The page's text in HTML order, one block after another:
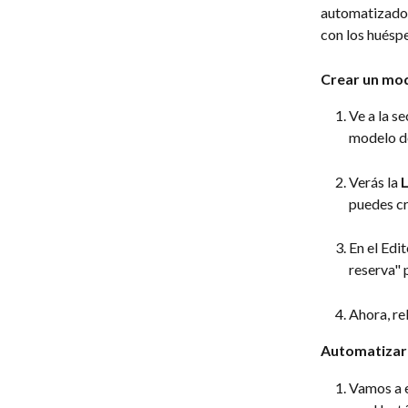
con los
Crear un
Ve a la
modelo
Verás la
puedes
En el
reserva"
Ahora,
Vamos a